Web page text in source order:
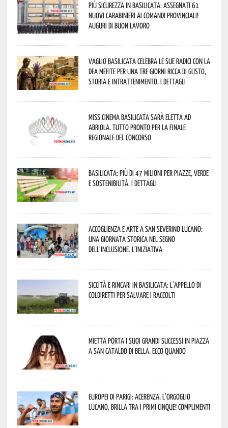
Più sicurezza in Basilicata: assegnati 61
nuovi Carabinieri ai Comandi provinciali!
Auguri di buon lavoro
Vaglio Basilicata celebra le sue radici con la
Dea Mefite per una tre giorni ricca di gusto,
storia e intrattenimento. I dettagli
Miss Cinema Basilicata sarà eletta ad
Abriola. Tutto pronto per la finale
regionale del concorso
Basilicata: più di 47 milioni per piazze, verde
e sostenibilità. I dettagli
Accoglienza e arte a San Severino Lucano:
una giornata storica nel segno
dell’inclusione. L’iniziativa
Siccità e rincari in Basilicata: l’appello di
Coldiretti per salvare i raccolti
Mietta porta i suoi grandi successi in piazza
a San Cataldo di Bella. Ecco quando
Europei di Parigi: Acerenza, l’orgoglio
lucano, brilla tra i primi cinque! Complimenti